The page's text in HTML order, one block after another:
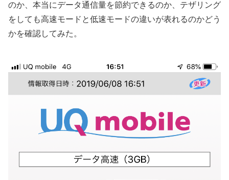
のか、本当にデータ通信量を節約できるのか、テザリング
をしても高速モードと低速モードの違いが表れるのかどう
かを確認してみた。